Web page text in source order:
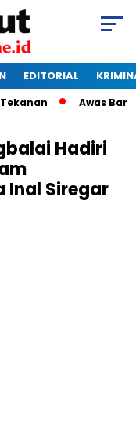
EDITORIAL
Awas
Hadiri
Inal Siregar